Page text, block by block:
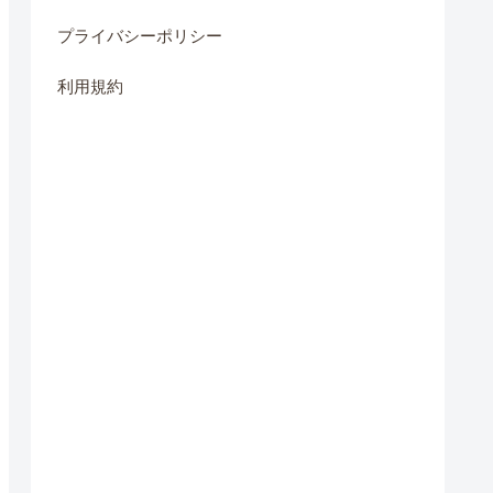
プライバシーポリシー
利用規約